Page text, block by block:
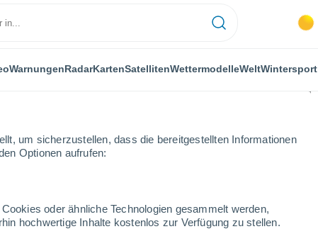
um sicherzustellen, dass die bereitgestellten Informationen
Optionen aufrufen:
oder ähnliche Technologien gesammelt werden,
hochwertige Inhalte kostenlos zur Verfügung zu stellen.
WarnungenRadarKartenSatellitenWettermodelleWeltWintersport
Buenos Aires, Argentinien